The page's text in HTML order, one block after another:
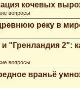
кочевых
вопросы
реку в
"Гренландия 2":
вопросы
враньё